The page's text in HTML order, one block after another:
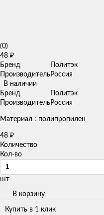
(0)
48 ₽
Бренд
Политэк
ПроизводительРоссия
В наличии
Бренд
Политэк
ПроизводительРоссия
Материал : полипропилен
48 ₽
Количество
Кол-во
шт
В корзину
Купить в 1 клик